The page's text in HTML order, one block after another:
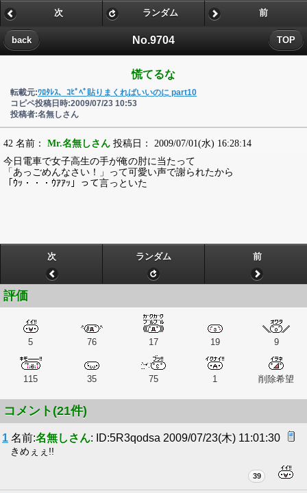
No.9704
back TOP
次 ランダム 前
慌てるな
転載元:ﾜﾛﾀﾚｽ、ｺﾋﾟﾍﾟ貼りまくればいいのに part10
コピペ投稿日時:2009/07/23 10:53
投稿者:名無しさん
42 名前： Mr.名無しさん 投稿日： 2009/07/01(水) 16:28:14
今日電車で女子高生の手が俺の肘に当たって
「あっごめんなさい！」って可愛い声で謝られたから
「ｳｯ・・・ｳｱｱｯ」って言っといた
次 ランダム 前
評価
5 76 17 19 9
115 35 75 1 削除希望
コメント(21件)
1 名前:名無しさん: ID:5R3qodsa 2009/07/23(木) 11:01:30
きめぇぇ!!
39